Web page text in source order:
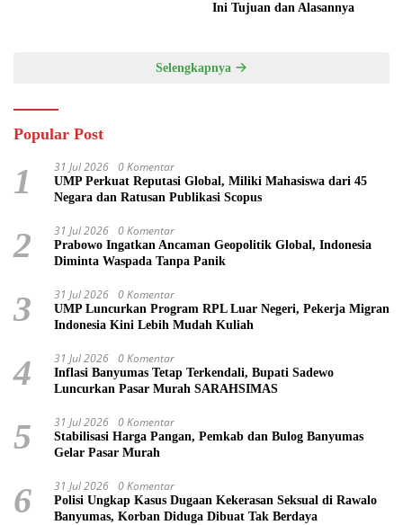
Ini Tujuan dan Alasannya
Selengkapnya
Popular Post
1 31 Jul 2026 0 Komentar
UMP Perkuat Reputasi Global, Miliki Mahasiswa dari 45
Negara dan Ratusan Publikasi Scopus
2 31 Jul 2026 0 Komentar
Prabowo Ingatkan Ancaman Geopolitik Global, Indonesia
Diminta Waspada Tanpa Panik
3 31 Jul 2026 0 Komentar
UMP Luncurkan Program RPL Luar Negeri, Pekerja Migran
Indonesia Kini Lebih Mudah Kuliah
4 31 Jul 2026 0 Komentar
Inflasi Banyumas Tetap Terkendali, Bupati Sadewo
Luncurkan Pasar Murah SARAHSIMAS
5 31 Jul 2026 0 Komentar
Stabilisasi Harga Pangan, Pemkab dan Bulog Banyumas
Gelar Pasar Murah
6 31 Jul 2026 0 Komentar
Polisi Ungkap Kasus Dugaan Kekerasan Seksual di Rawalo
Banyumas, Korban Diduga Dibuat Tak Berdaya